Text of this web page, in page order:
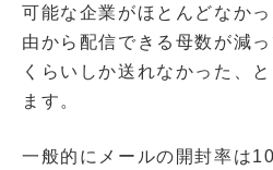
可能な企業がほとんどなか
由から配信できる母数が減
くらいしか送れなかった、
ます。
一般的にメールの開封率は